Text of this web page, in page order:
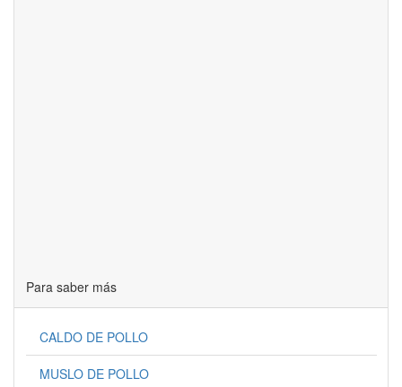
Para saber más
CALDO DE POLLO
MUSLO DE POLLO